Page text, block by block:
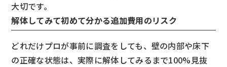
大切です。
解体してみて初めて分かる追加費用のリスク
どれだけプロが事前に調査をしても、壁の内部や床下
の正確な状態は、実際に解体してみるまで100%見抜